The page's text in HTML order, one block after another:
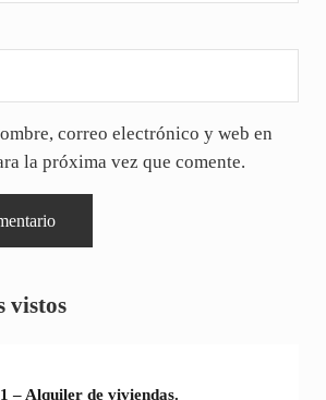
correo electrónico y web en
la próxima vez que comente.
vistos
– Alquiler de viviendas.